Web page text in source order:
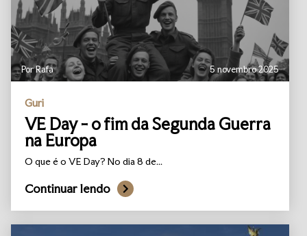
Por Rafa 5 novembro 2025
Guri
VE Day - o fim da Segunda Guerra
na Europa
O que é o VE Day? No dia 8 de...
Continuar lendo